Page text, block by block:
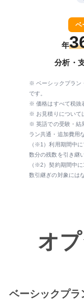
ベ
年
分析・
※ ベーシックプラン
です。
※ 価格はすべて税抜
※ お見積りについて
※ 英語での受験・結
ラン共通・追加費用
（※1）利用期間中
数分の残数を引き継
（※2）契約期間中
数引継ぎの対象には
オ
ベーシックプラ